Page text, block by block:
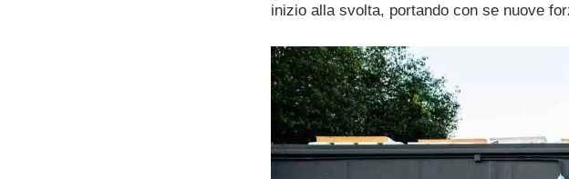
inizio alla svolta, portando con se nuove